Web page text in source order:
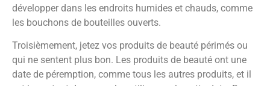
développer dans les endroits humides et chauds, comme
les bouchons de bouteilles ouverts.
Troisièmement, jetez vos produits de beauté périmés ou
qui ne sentent plus bon. Les produits de beauté ont une
date de péremption, comme tous les autres produits, et il